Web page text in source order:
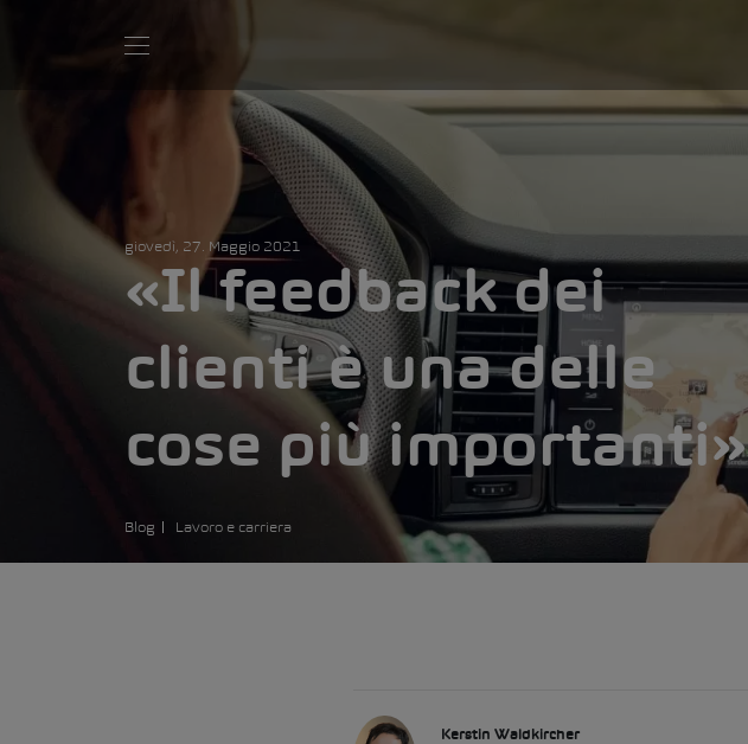
giovedì, 27. Maggio 2021
«Il feedback dei
clienti è una delle
cose più importanti»
Blog Lavoro e carriera
Kerstin Waldkircher